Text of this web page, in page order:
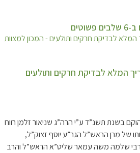
המלא לבדיקת חרקים ותולעים
בשנת תשנ”ד ע”י הרה”ג שניאור זלמן רווח
של מרן הראש”ל הגר”ע יוסף זצוק”ל,
שלמה משה עמאר שליט”א הראש”ל והרב